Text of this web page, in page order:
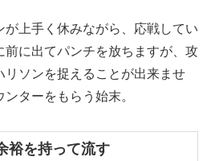
が上手く休みながら、応戦してい
前に出てパンチを放ちますが、攻
リソンを捉えることが出来ませ
ターをもらう始末。
裕を持って流す